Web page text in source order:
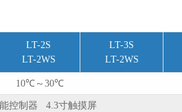
LT-2S
LT-2WS
LT-3S
LT-2WS
10℃～30℃
控制器 4.3寸触摸屏